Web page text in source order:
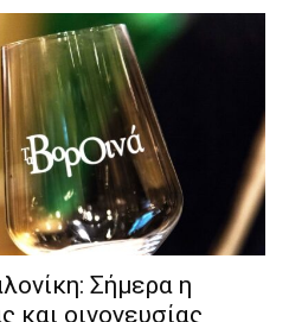
Σήμερα η
και οινογευσίας